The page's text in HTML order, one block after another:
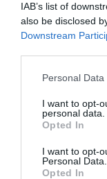
IAB’s list of
also be disclosed
Downstream
Personal
I want to opt-
personal data.
Opted In
I want to opt-
Personal Data.
Opted In